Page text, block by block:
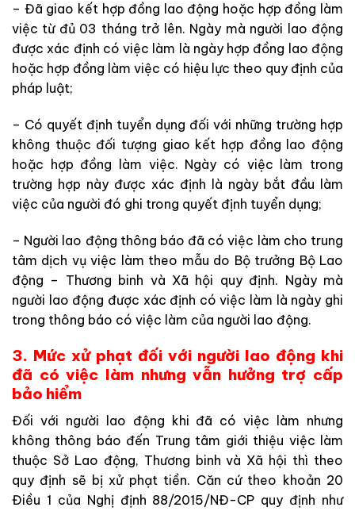
– Đã giao kết hợp đồng lao động hoặc hợp đồng làm
việc từ đủ 03 tháng trở lên. Ngày mà người lao động
được xác định có việc làm là ngày hợp đồng lao động
hoặc hợp đồng làm việc có hiệu lực theo quy định của
pháp luật;
– Có quyết định tuyển dụng đối với những trường hợp
không thuộc đối tượng giao kết hợp đồng lao động
hoặc hợp đồng làm việc. Ngày có việc làm trong
trường hợp này được xác định là ngày bắt đầu làm
việc của người đó ghi trong quyết định tuyển dụng;
– Người lao động thông báo đã có việc làm cho trung
tâm dịch vụ việc làm theo mẫu do Bộ trưởng Bộ Lao
động – Thương binh và Xã hội quy định. Ngày mà
người lao động được xác định có việc làm là ngày ghi
trong thông báo có việc làm của người lao động.
3. Mức xử phạt đối với người lao động khi
đã có việc làm nhưng vẫn hưởng trợ cấp
bảo hiểm
Đối với người lao động khi đã có việc làm nhưng
không thông báo đến Trung tâm giới thiệu việc làm
thuộc Sở Lao động, Thương binh và Xã hội thì theo
quy định sẽ bị xử phạt tiền. Căn cứ theo khoản 20
Điều 1 của Nghị định 88/2015/NĐ-CP quy định như